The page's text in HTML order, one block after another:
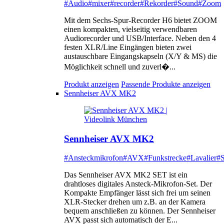
#Audio#mixer#recorder#Rekorder#Sound#Zoom
Mit dem Sechs-Spur-Recorder H6 bietet ZOOM
einen kompakten, vielseitig verwendbaren
Audiorecorder und USB/Interface. Neben den 4
festen XLR/Line Eingängen bieten zwei
austauschbare Eingangskapseln (X/Y & MS) die
Möglichkeit schnell und zuverl�...
Produkt anzeigen Passende Produkte anzeigen
Sennheiser AVX MK2
Sennheiser AVX MK2
#Ansteckmikrofon#AVX#Funkstrecke#Lavalier
Das Sennheiser AVX MK2 SET ist ein
drahtloses digitales Ansteck-Mikrofon-Set. Der
Kompakte Empfänger lässt sich frei um seinen
XLR-Stecker drehen um z.B. an der Kamera
bequem anschließen zu können. Der Sennheiser
AVX passt sich automatisch der E...